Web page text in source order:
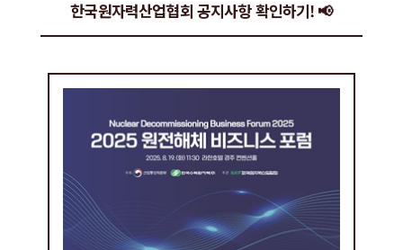
한국원자력산업협회 공지사항 확인하기! 📢